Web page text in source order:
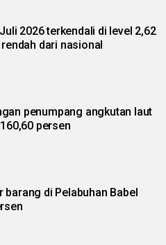
2026 terkendali di level 2,62
dari nasional
penumpang angkutan laut
persen
barang di Pelabuhan Babel